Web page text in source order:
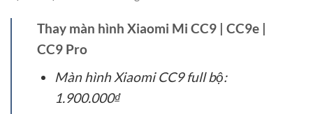
Thay màn hình Xiaomi Mi CC9 | CC9e |
CC9 Pro
Màn hình Xiaomi CC9 full bộ:
1.900.000₫